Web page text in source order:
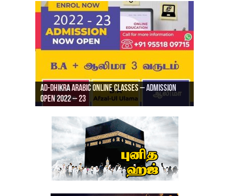
Ad-Dhikra Arabic Online Classes – Admission
Open 2022 – 23
Ad-Dhikra Arabic Online Classes – BA Arabic
AD DHIKRA ARABIC COLLEGE ADMISSION
ரியாத் ஜும்ஆ தமிழாக்கம், Jamia Al Hajiri
Masjid (Kuwait Masjid), Malaz, Riyadh